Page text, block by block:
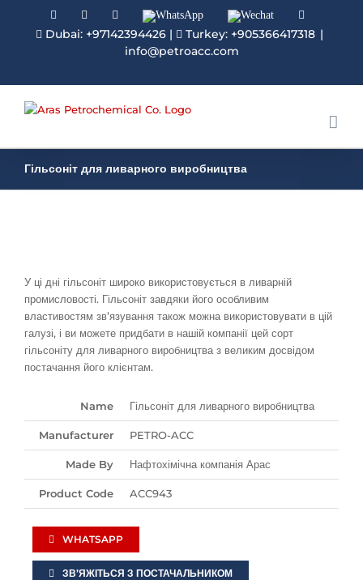
FacebookLinkedinInstagramWhatsApp Wechat
Dubai: +97142394426| Turkey: +905366417318 |
info@petroacc.com
Гільсоніт для ливарного виробництва
У ці дні гільсоніт широко використовується в ливарній
промисловості. Гільсоніт завдяки його особливим
властивостям зв’язування також можна використовувати в цій
галузі, і ви можете придбати в нашій компанії цей сорт
гільсоніту для ливарного виробництва з великим досвідом
постачання його клієнтам.
Name Гільсоніт для ливарного виробництва
Manufacturer PETRO-ACC
Made By Нафтохімічна компанія Арас
Product Code ACC943
WHATSAPP
ЗВ’ЯЖІТЬСЯ З ПОСТАЧАЛЬНИКОМ